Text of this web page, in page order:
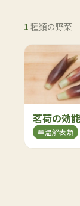
1 種類の野菜
茗荷の効能
辛温解表類